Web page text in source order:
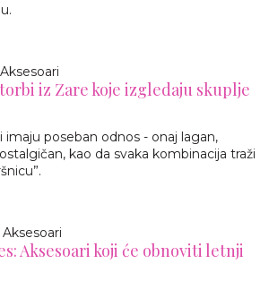
iz Zare koje izgledaju skuplje
poseban odnos - onaj lagan,
kao da svaka kombinacija traži
Aksesoari koji će obnoviti letnji